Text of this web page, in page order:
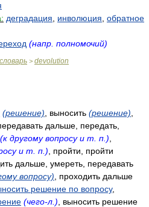
деградация инволюция обратное
(напр. полномочий)
> devolution
(решение) , выносить (решение)
дальше, передать,
(к другому вопросу и т. п.)
и т. п.) , пройти, пройти
дальше, умереть, передавать
вопросу) , проходить дальше
решение по вопросу,
(чего-л.) , выносить решение